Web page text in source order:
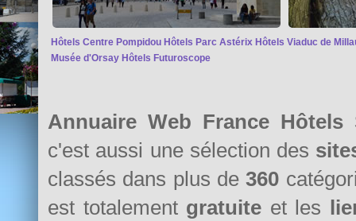
Hôtels Centre Pompidou Hôtels Parc Astérix Hôtels Viaduc de
Musée d'Orsay Hôtels Futuroscope
Annuaire Web France Hôtels
c'est aussi une sélection des
classés dans plus de360
est totalement gratuite et les